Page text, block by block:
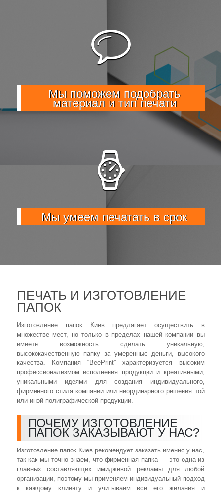
Мы поможем подобрать
материал и тип печати
Мы умеем печатать в срок
ПЕЧАТЬ И ИЗГОТОВЛЕНИЕ
ПАПОК
Изготовление папок Киев предлагает осуществить в
множестве мест, но только в пределах нашей компании вы
имеете возможность сделать уникальную,
высококачественную папку за умеренные деньги, высокого
качества. Компания “BeePrint” характеризуется высоким
профессионализмом исполнения продукции и креативными,
уникальными идеями для создания индивидуального,
фирменного стиля компании или неординарного решения той
или иной полиграфической продукции.
ПОЧЕМУ ИЗГОТОВЛЕНИЕ
ПАПОК ЗАКАЗЫВАЮТ У НАС?
Изготовление папок Киев рекомендует заказать именно у нас,
так как мы точно знаем, что фирменная папка — это одна из
главных составляющих имиджевой рекламы для любой
организации, поэтому мы применяем индивидуальный подход
к каждому клиенту и учитываем все его желания и